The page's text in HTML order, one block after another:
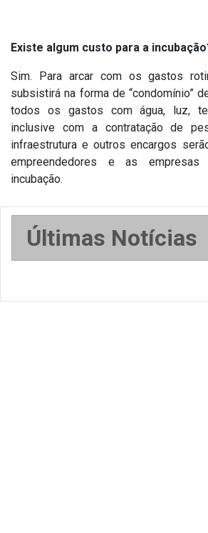
Existe algum custo para a
Sim. Para arcar com os gastos
subsistirá na forma de “condomínio”
todos os gastos com água, luz,
inclusive com a contratação de
infraestrutura e outros encargos
empreendedores e as
incubação.
Últimas Notícias